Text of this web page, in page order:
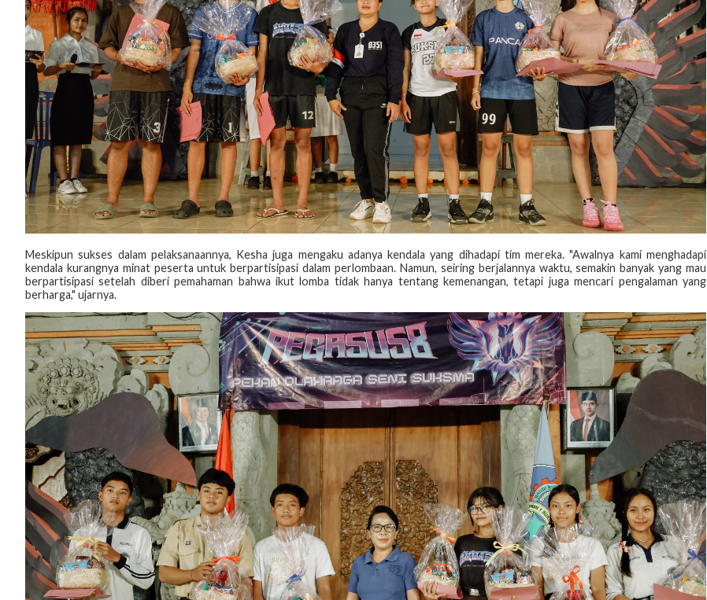
Meskipun sukses dalam pelaksanaannya, Kesha juga mengaku adanya kendala yang dihadapi tim mereka. "Awalnya kami menghadapi
kendala kurangnya minat peserta untuk berpartisipasi dalam perlombaan. Namun, seiring berjalannya waktu, semakin banyak yang mau
berpartisipasi setelah diberi pemahaman bahwa ikut lomba tidak hanya tentang kemenangan, tetapi juga mencari pengalaman yang
berharga," ujarnya.